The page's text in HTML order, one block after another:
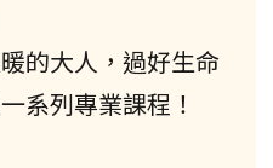
的大人，過好生命
系列專業課程！